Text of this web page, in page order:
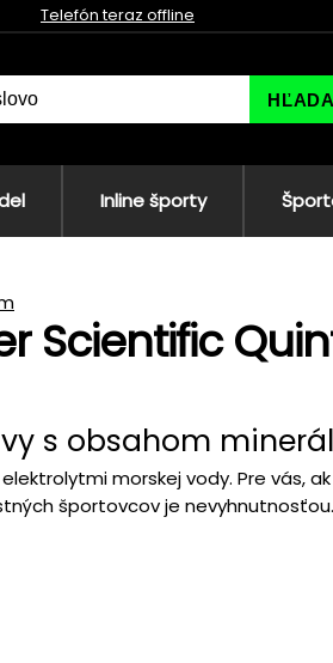
Telefón teraz offline
Inline športy
Scientific
s obsahom
morskej vody. Pre vás,
športovcov je